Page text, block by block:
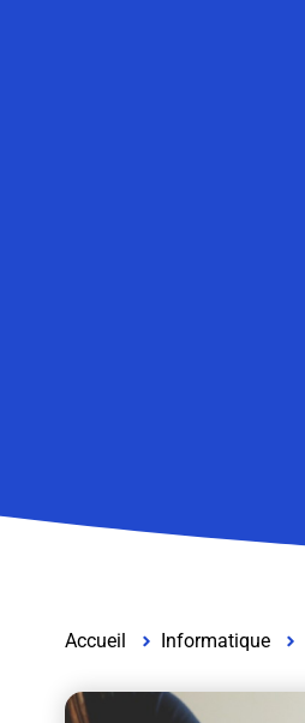
Accueil Informatique